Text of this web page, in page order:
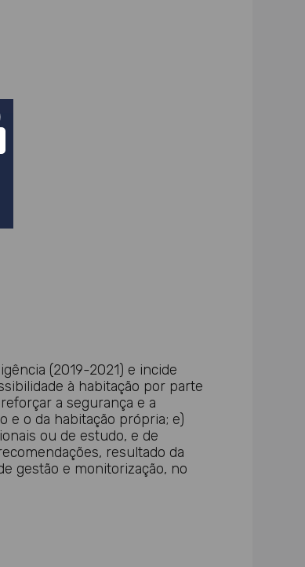
(2019-2021) e incide
à habitação por parte
a segurança e a
e o da habitação própria; e)
ou de estudo, e de
resultado da
gestão e monitorização, no